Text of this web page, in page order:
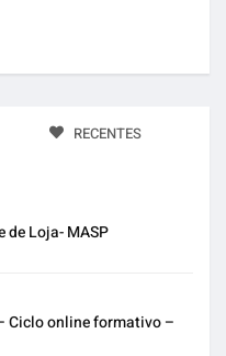
RECENTES
de Loja- MASP
Ciclo online formativo –